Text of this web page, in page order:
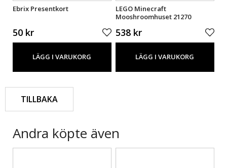
Ebrix Presentkort
50 kr
LÄGG I VARUKORG
LEGO Minecraft
Mooshroomhuset 21270
538 kr
LÄGG I VARUKORG
TILLBAKA
Andra köpte även